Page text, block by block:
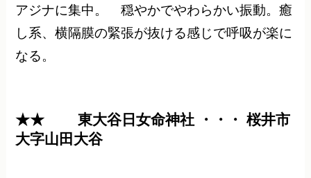
アジナに集中。 穏やかでやわらかい振動。癒
し系、横隔膜の緊張が抜ける感じで呼吸が楽に
なる。
★★ 東大谷日女命神社 ・・・ 桜井市
大字山田大谷